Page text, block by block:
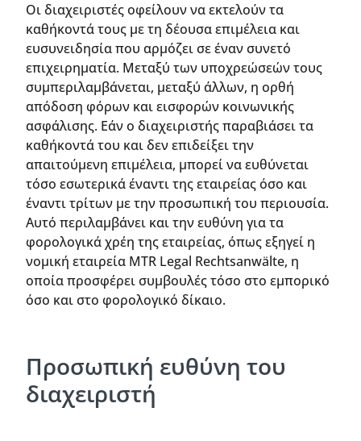
Οι διαχειριστές οφείλουν να εκτελούν τα
καθήκοντά τους με τη δέουσα επιμέλεια και
ευσυνειδησία που αρμόζει σε έναν συνετό
επιχειρηματία. Μεταξύ των υποχρεώσεών τους
συμπεριλαμβάνεται, μεταξύ άλλων, η ορθή
απόδοση φόρων και εισφορών κοινωνικής
ασφάλισης. Εάν ο διαχειριστής παραβιάσει τα
καθήκοντά του και δεν επιδείξει την
απαιτούμενη επιμέλεια, μπορεί να ευθύνεται
τόσο εσωτερικά έναντι της εταιρείας όσο και
έναντι τρίτων με την προσωπική του περιουσία.
Αυτό περιλαμβάνει και την ευθύνη για τα
φορολογικά χρέη της εταιρείας, όπως εξηγεί η
νομική εταιρεία MTR Legal Rechtsanwälte, η
οποία προσφέρει συμβουλές τόσο στο εμπορικό
όσο και στο φορολογικό δίκαιο.
Προσωπική ευθύνη του
διαχειριστή